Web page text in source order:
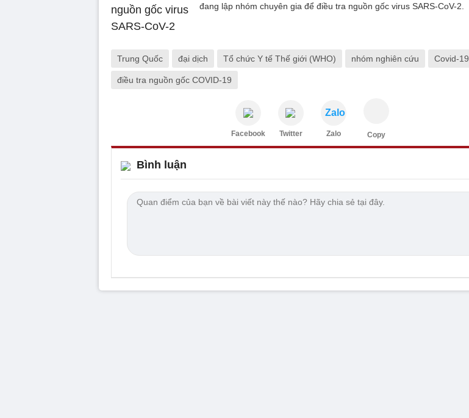
đang lập nhóm chuyên gia để điều tra nguồn gốc virus SARS-CoV-2.
Trung Quốc đại dịch Tổ chức Y tế Thế giới (WHO) nhóm nghiên cứu Covid-19
điều tra nguồn gốc COVID-19
Facebook Twitter
Zalo
Zalo Copy
Bình luận